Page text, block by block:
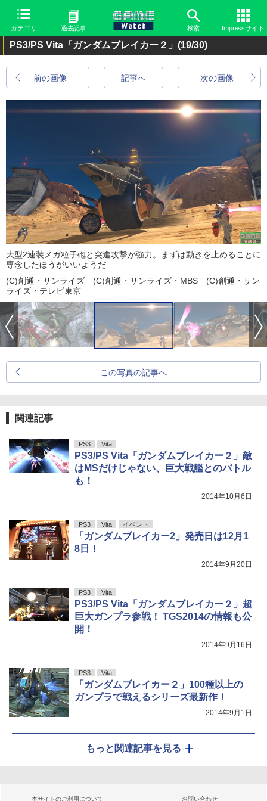
カテゴリ 過去記事 検索 Impressサイト
PS3/PS Vita「ガンダムブレイカー２」 (19/30)
前の画像 次の画像
記事へ
大型2連装メガ粒子砲と突進攻撃が強力。まずは動きを止めることに
専念したほうがいいようだ
(C)創通・サンライズ (C)創通・サンライズ・MBS (C)創通・サン
ライズ・テレビ東京
この写真の記事へ
関連記事
PS3 Vita
PS3/PS Vita「ガンダムブレイカー２」敵
はMSだけじゃない、巨大戦艦とのバトル
も！
2014年10月6日
PS3 Vita イベント
「ガンダムブレイカー2」発売日は12月1
8日！
2014年9月20日
PS3 Vita
PS3/PS Vita「ガンダムブレイカー２」超
巨大ガンプラ参戦！ TGS2014の情報も公
開！
2014年9月16日
PS3 Vita
「ガンダムブレイカー２」100種以上の
ガンプラで戦えるシリーズ最新作！
2014年9月1日
もっと関連記事を見る
本サイトのご利用について お問い合わせ